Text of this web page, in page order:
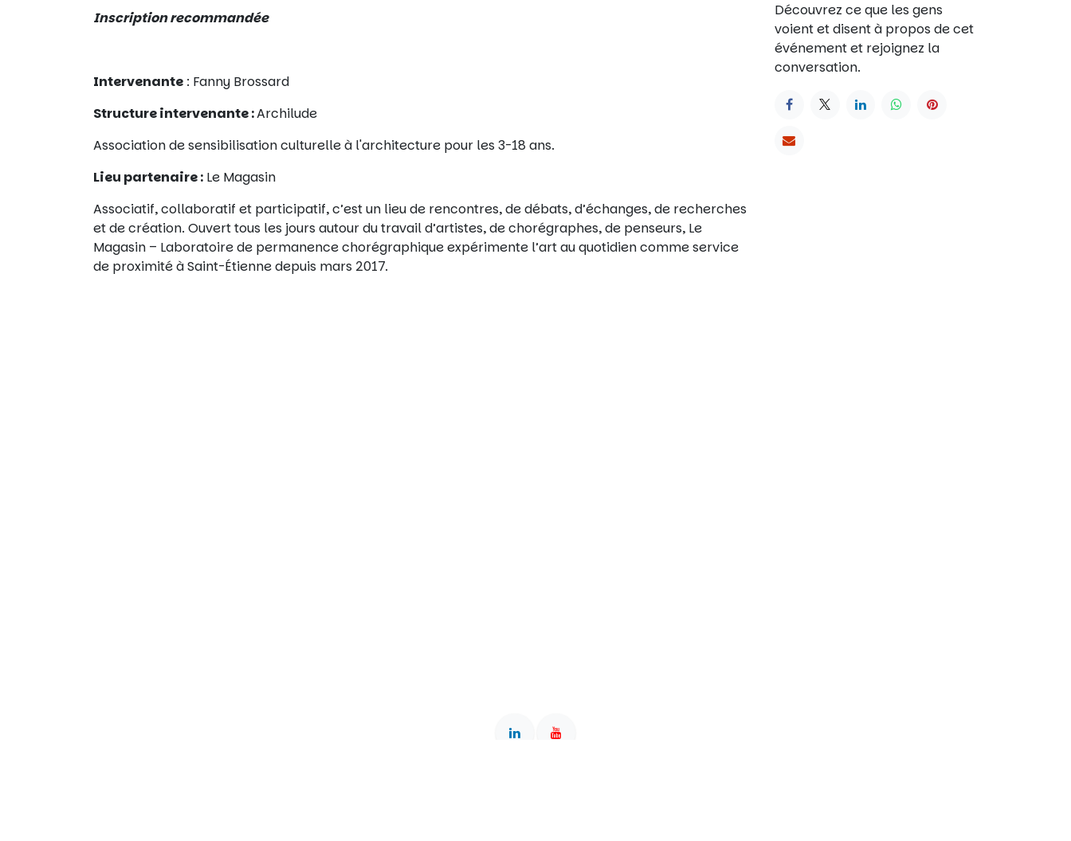
Inscription recommandée
Intervenante : Fanny Brossard
Structure intervenante :Archilude
Association de sensibilisation culturelle à l'architecture pour les 3-18 ans.
Lieu partenaire : Le Magasin
Associatif, collaboratif et participatif, c’est un lieu de rencontres, de débats, d’échanges, de recherches
et de création. Ouvert tous les jours autour du travail d’artistes, de chorégraphes, de penseurs, Le
Magasin – Laboratoire de permanence chorégraphique expérimente l’art au quotidien comme service
de proximité à Saint-Étienne depuis mars 2017.
Découvrez ce que les gens
voient et disent à propos de cet
événement et rejoignez la
conversation.